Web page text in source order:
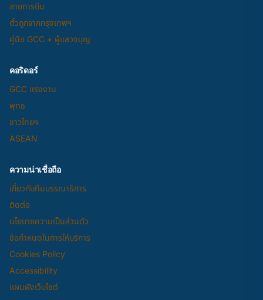
สายการบิน
ตั๋วถูกจากกรุงเทพฯ
คู่มือ GCC + ผู้แสวงบุญ
คอริดอร์
GCC แรงงาน
พุทธ
ชาวไทยฯ
ASEAN
ความน่าเชื่อถือ
เกี่ยวกับทีมบรรณาธิการ
ติดต่อ
นโยบายความเป็นส่วนตัว
ข้อกำหนดในการให้บริการ
Cookies Policy
Accessibility
แผนผังเว็บไซต์